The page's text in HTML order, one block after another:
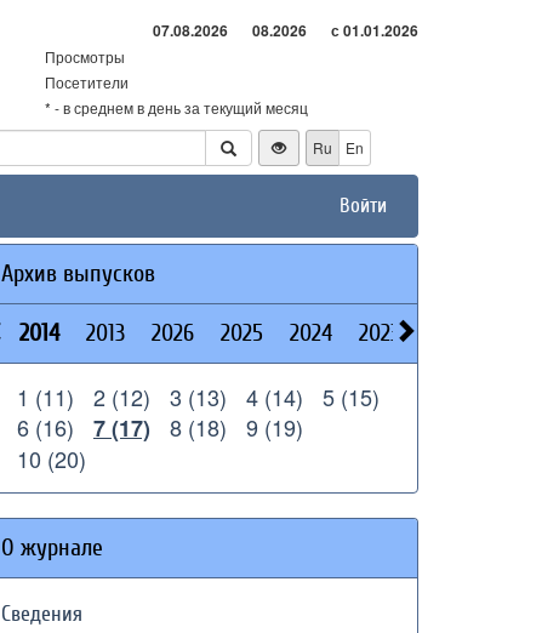
07.08.2026 08.2026 с 01.01.2026
Просмотры
Посетители
* - в среднем в день за текущий месяц
Ru
En
Войти
Архив выпусков
2014 2013 2026 2025 2024 2023
1 (11) 2 (12) 3 (13) 4 (14)
5 (15)
6 (16)
7 (17) 8 (18)
9 (19)
10 (20)
О журнале
Сведения